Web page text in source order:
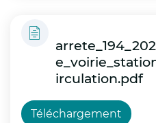
Sauf circonstances
conditions locales de
les établissements
et les enseignants
l’accueil des élèves.
irculation.pdf
Téléchargement